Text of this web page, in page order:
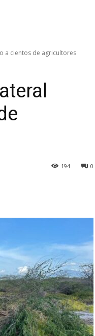
a cientos de agricultores
0
194